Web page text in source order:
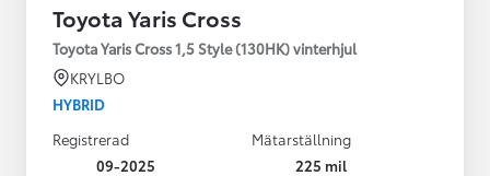
Toyota Yaris Cross
Toyota Yaris Cross 1,5 Style (130HK) vinterhjul
KRYLBO
HYBRID
Registrerad
09-2025
Mätarställning
225 mil